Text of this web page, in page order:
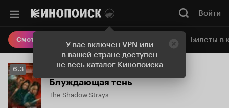
У вас включен VPN или
в вашей стране доступен
не весь каталог Кинопоиска
Войти
Смотреть кино Онлайн-кинотеатр Билеты в
Рейтинг
Кинопоиска
6.3
6.3
Блуждающая тень
The Shadow Strays